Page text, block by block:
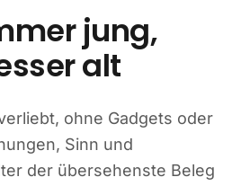
jung,
alt
ohne Gadgets oder
Sinn und
der übersehenste Beleg